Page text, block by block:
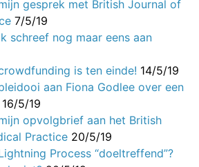
gesprek met British Journal of
7/5/19
schreef nog maar eens aan
is ten einde! 14/5/19
aan Fiona Godlee over een
16/5/19
opvolgbrief aan het British
Practice 20/5/19
Process “doeltreffend”?